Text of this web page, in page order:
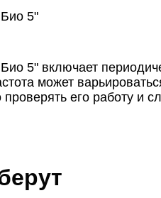
5"
5" включает
может
проверять его работу и